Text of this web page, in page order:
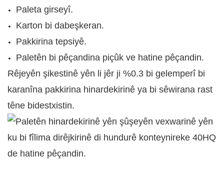
Paleta girseyî.
Karton bi dabeşkeran.
Pakkirina tepsiyê.
Paletên bi pêçandina piçûk ve hatine pêçandin.
Rêjeyên şikestinê yên li jêr ji %0.3 bi gelemperî bi
karanîna pakkirina hinardekirinê ya bi sêwirana rast
têne bidestxistin.